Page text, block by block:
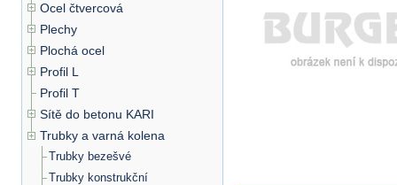
Ocel čtvercová
Plechy
Plochá ocel
Profil L
Profil T
Sítě do betonu KARI
Trubky a varná kolena
Trubky bezešvé
Trubky konstrukční